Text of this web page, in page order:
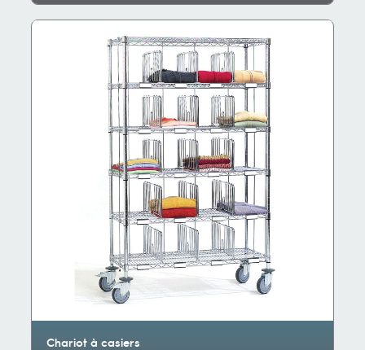
Chariot à casiers